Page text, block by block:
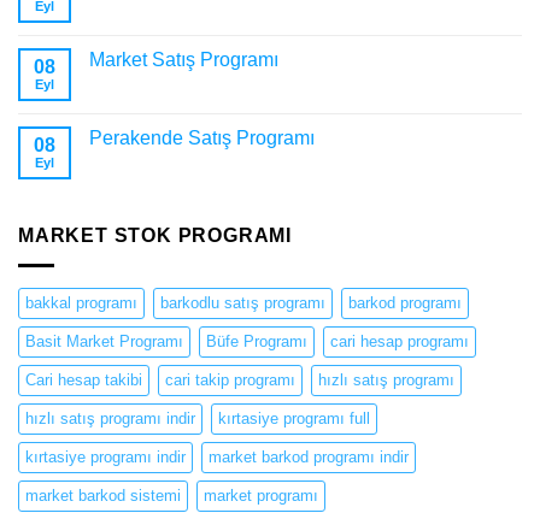
Eyl
08
Eyl
Market Satış Programı
08
Eyl
Perakende Satış Programı
MARKET STOK PROGRAMI
bakkal programı barkodlu satış programı barkod programı
Basit Market Programı Büfe Programı cari hesap programı
Cari hesap takibi cari takip programı hızlı satış programı
hızlı satış programı indir kırtasiye programı full
kırtasiye programı indir market barkod programı indir
market barkod sistemi market programı